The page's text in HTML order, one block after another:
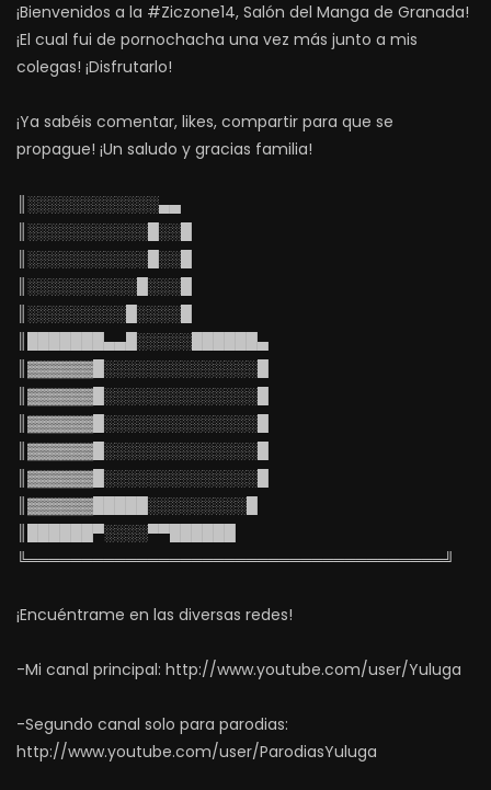
¡Bienvenidos a la #Ziczone14, Salón del Manga de Granada!
¡El cual fui de pornochacha una vez más junto a mis
colegas! ¡Disfrutarlo!
¡Ya sabéis comentar, likes, compartir para que se
propague! ¡Un saludo y gracias familia!
║░░░░░░░░░░░░▄▄
║░░░░░░░░░░░█░░█
║░░░░░░░░░░░█░░█
║░░░░░░░░░░█░░░█
║░░░░░░░░░█░░░░█
║███████▄▄█░░░░░██████▄
║▓▓▓▓▓▓█░░░░░░░░░░░░░░█
║▓▓▓▓▓▓█░░░░░░░░░░░░░░█
║▓▓▓▓▓▓█░░░░░░░░░░░░░░█
║▓▓▓▓▓▓█░░░░░░░░░░░░░░█
║▓▓▓▓▓▓█░░░░░░░░░░░░░░█
║▓▓▓▓▓▓█████░░░░░░░░░█
║██████▀░░░░▀▀██████
╚══════════════════════════════════════╝
¡Encuéntrame en las diversas redes!
-Mi canal principal: http://www.youtube.com/user/Yuluga
-Segundo canal solo para parodias:
http://www.youtube.com/user/ParodiasYuluga